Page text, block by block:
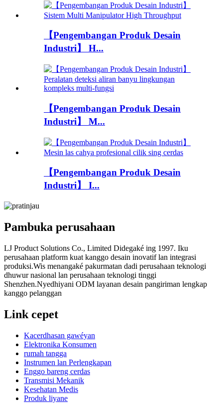
【Pengembangan Produk Desain
Industri】 H...
【Pengembangan Produk Desain
Industri】 M...
【Pengembangan Produk Desain
Industri】 I...
Pambuka perusahaan
LJ Product Solutions Co., Limited Didegaké ing 1997. Iku
perusahaan platform kuat kanggo desain inovatif lan integrasi
produksi.Wis menangaké pakurmatan dadi perusahaan teknologi
dhuwur nasional lan perusahaan teknologi tinggi
Shenzhen.Nyedhiyani ODM layanan desain pangiriman lengkap
kanggo pelanggan
Link cepet
Kacerdhasan gawéyan
Elektronika Konsumen
rumah tangga
Instrumen lan Perlengkapan
Enggo bareng cerdas
Transmisi Mekanik
Kesehatan Medis
Produk liyane